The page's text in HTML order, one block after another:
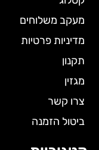
מעקב משלוחים
מדיניות פרטיות
תקנון
מגזין
צרו קשר
ביטול הזמנה